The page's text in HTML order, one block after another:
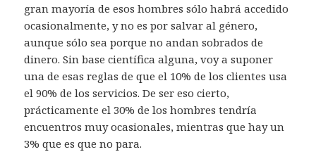
gran mayoría de esos hombres sólo habrá accedido
ocasionalmente, y no es por salvar al género,
aunque sólo sea porque no andan sobrados de
dinero. Sin base científica alguna, voy a suponer
una de esas reglas de que el 10% de los clientes usa
el 90% de los servicios. De ser eso cierto,
prácticamente el 30% de los hombres tendría
encuentros muy ocasionales, mientras que hay un
3% que es que no para.